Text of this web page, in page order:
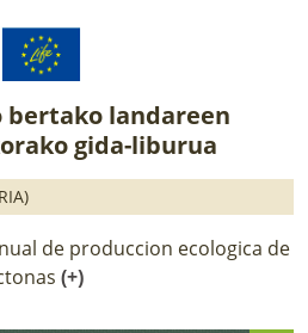
bertako landareen
gida-liburua
de produccion ecologica de
(+)